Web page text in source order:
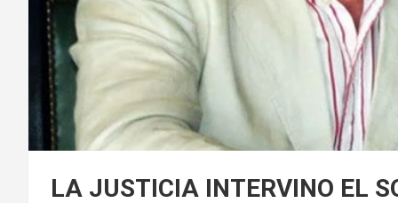
LA JUSTICIA INTERVINO EL